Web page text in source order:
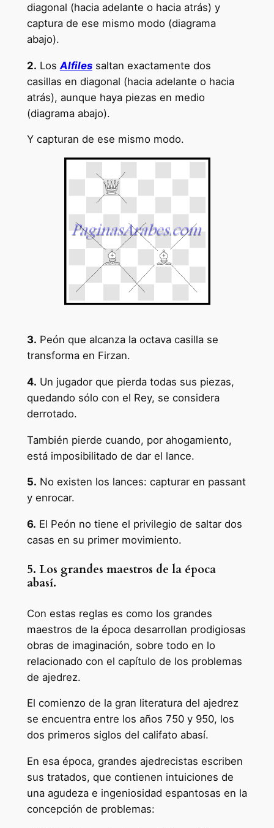
diagonal (hacia adelante o hacia atrás) y
captura de ese mismo modo (diagrama
abajo).
2. Los Alfilessaltan exactamente dos
casillas en diagonal (hacia adelante o hacia
atrás), aunque haya piezas en medio
(diagrama abajo).
Y capturan de ese mismo modo.
3. Peón que alcanza la octava casilla se
transforma en Firzan.
4. Un jugador que pierda todas sus piezas,
quedando sólo con el Rey, se considera
derrotado.
También pierde cuando, por ahogamiento,
está imposibilitado de dar el lance.
5. No existen los lances: capturar en passant
y enrocar.
6. El Peón no tiene el privilegio de saltar dos
casas en su primer movimiento.
5. Los grandes maestros de la época
abasí.
Con estas reglas es como los grandes
maestros de la época desarrollan prodigiosas
obras de imaginación, sobre todo en lo
relacionado con el capítulo de los problemas
de ajedrez.
El comienzo de la gran literatura del ajedrez
se encuentra entre los años 750 y 950, los
dos primeros siglos del califato abasí.
En esa época, grandes ajedrecistas escriben
sus tratados, que contienen intuiciones de
una agudeza e ingeniosidad espantosas en la
concepción de problemas: